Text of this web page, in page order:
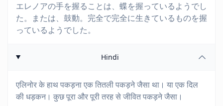
エレノアの手を握ることは、蝶を握っているようでし
た。または、鼓動。完全で完全に生きているものを握
っているようでした。
Hindi
एलिनोर के हाथ पकड़ना एक तितली पकड़ने जैसा था। या एक दिल
की धड़कन। कुछ पूरा और पूरी तरह से जीवित पकड़ने जैसा।